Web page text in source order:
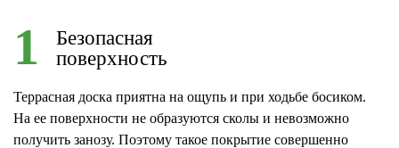
1
Безопасная
поверхность
Террасная доска приятна на ощупь и при ходьбе босиком.
На ее поверхности не образуются сколы и невозможно
получить занозу. Поэтому такое покрытие совершенно